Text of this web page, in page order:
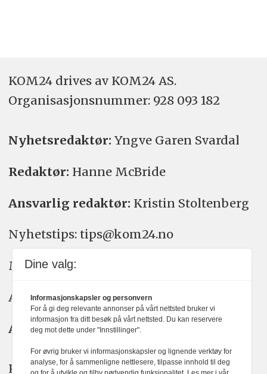
KOM24 drives av KOM24 AS.
Organisasjons­nummer: 928 093 182
Nyhetsredaktør: Yngve Garen Svardal
Redaktør: Hanne McBride
Ansvarlig redaktør: Kristin Stoltenberg
Nyhetstips: tips@kom24.no
Meninger: meninger@kom24.no
Annonse: annonse@watchmedia.no
Abonnement:kom24@watchmedia.no
KOM24 arbeider etter Vær Varsom-
Dine valg:
Informasjonskapsler og personvern
For å gi deg relevante annonser på vårt nettsted bruker vi
informasjon fra ditt besøk på vårt nettsted. Du kan reservere
deg mot dette under "Innstillinger".
For øvrig bruker vi informasjonskapsler og lignende verktøy for
analyse, for å sammenligne nettlesere, tilpasse innhold til deg